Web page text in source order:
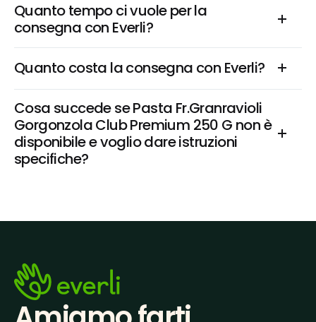
Quanto tempo ci vuole per la
consegna con Everli?
Quanto costa la consegna con Everli?
Cosa succede se Pasta Fr.Granravioli
Gorgonzola Club Premium 250 G non è
disponibile e voglio dare istruzioni
specifiche?